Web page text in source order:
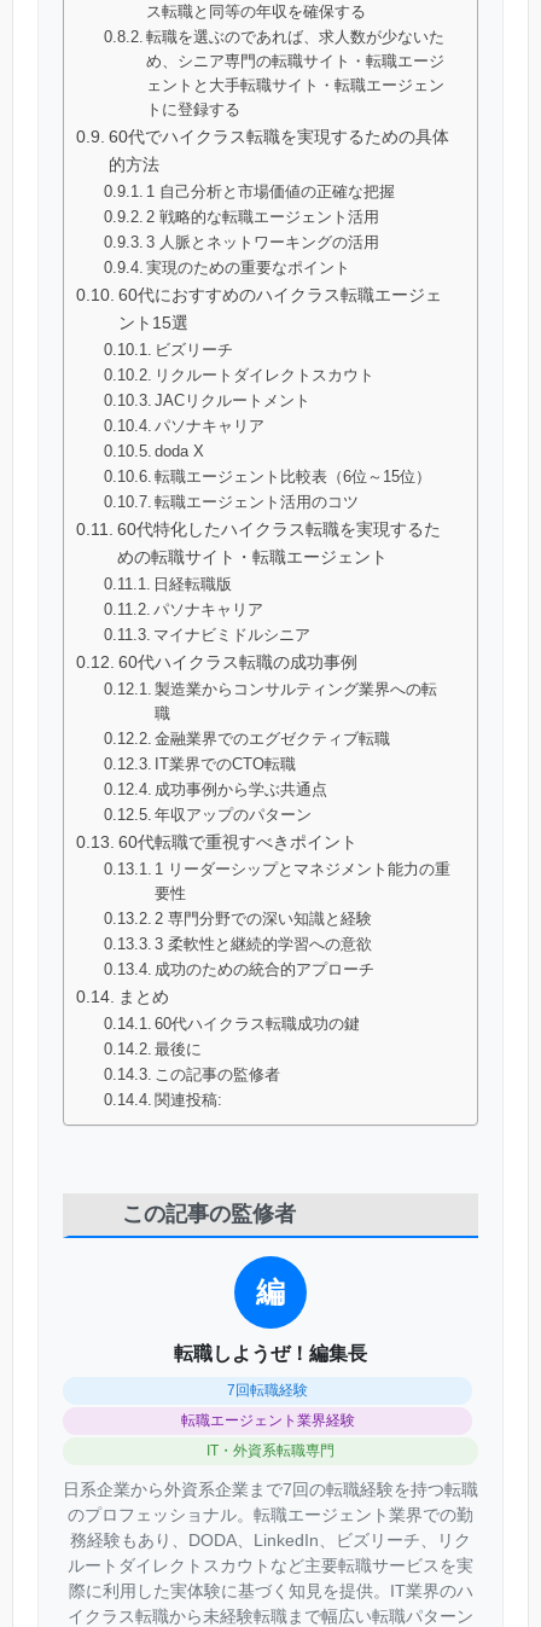
ス転職と同等の年収を確保する
転職を選ぶのであれば、求人数が少ないた
め、シニア専門の転職サイト・転職エージ
ェントと大手転職サイト・転職エージェン
トに登録する
60代でハイクラス転職を実現するための具体
的方法
1 自己分析と市場価値の正確な把握
2 戦略的な転職エージェント活用
3 人脈とネットワーキングの活用
実現のための重要なポイント
60代におすすめのハイクラス転職エージェ
ント15選
ビズリーチ
リクルートダイレクトスカウト
JACリクルートメント
パソナキャリア
doda X
転職エージェント比較表（6位～15位）
転職エージェント活用のコツ
60代特化したハイクラス転職を実現するた
めの転職サイト・転職エージェント
日経転職版
パソナキャリア
マイナビミドルシニア
60代ハイクラス転職の成功事例
製造業からコンサルティング業界への転
職
金融業界でのエグゼクティブ転職
IT業界でのCTO転職
成功事例から学ぶ共通点
年収アップのパターン
60代転職で重視すべきポイント
1 リーダーシップとマネジメント能力の重
要性
2 専門分野での深い知識と経験
3 柔軟性と継続的学習への意欲
成功のための統合的アプローチ
まとめ
60代ハイクラス転職成功の鍵
最後に
この記事の監修者
関連投稿:
この記事の監修者
編
転職しようぜ！編集長
7回転職経験
転職エージェント業界経験
IT・外資系転職専門
日系企業から外資系企業まで7回の転職経験を持つ転職
のプロフェッショナル。転職エージェント業界での勤
務経験もあり、DODA、LinkedIn、ビズリーチ、リク
ルートダイレクトスカウトなど主要転職サービスを実
際に利用した実体験に基づく知見を提供。IT業界のハ
イクラス転職から未経験転職まで幅広い転職パターン